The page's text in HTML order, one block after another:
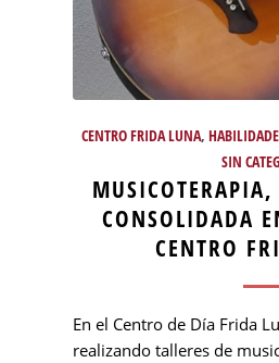
CENTRO FRIDA LUNA,
SIN
CONSOLIDADA
CENTRO
En el Centro de Día Frida
realizando talleres de